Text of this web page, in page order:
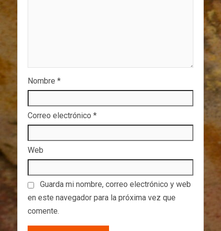
Nombre *
Correo electrónico *
Web
Guarda mi nombre, correo electrónico y web
en este navegador para la próxima vez que
comente.